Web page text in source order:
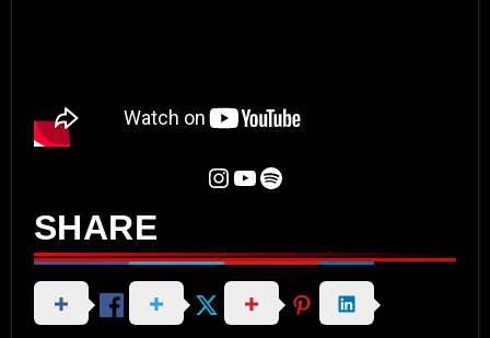
Instagram YouTube Spotify
SHARE